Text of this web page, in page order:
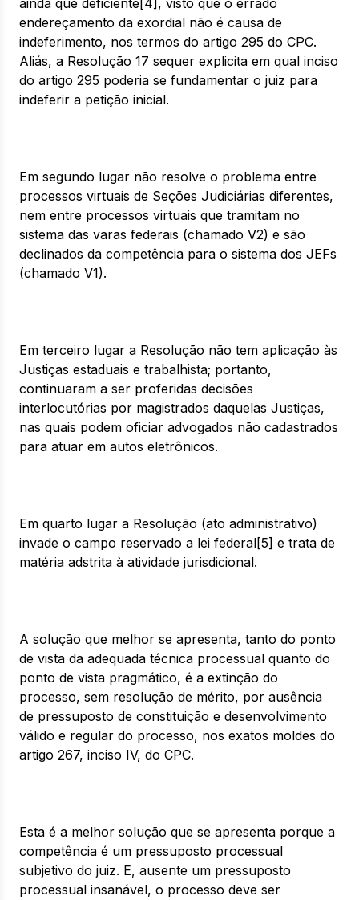
ainda que deficiente[4], visto que o errado
endereçamento da exordial não é causa de
indeferimento, nos termos do artigo 295 do CPC.
Aliás, a Resolução 17 sequer explicita em qual inciso
do artigo 295 poderia se fundamentar o juiz para
indeferir a petição inicial.
Em segundo lugar não resolve o problema entre
processos virtuais de Seções Judiciárias diferentes,
nem entre processos virtuais que tramitam no
sistema das varas federais (chamado V2) e são
declinados da competência para o sistema dos JEFs
(chamado V1).
Em terceiro lugar a Resolução não tem aplicação às
Justiças estaduais e trabalhista; portanto,
continuaram a ser proferidas decisões
interlocutórias por magistrados daquelas Justiças,
nas quais podem oficiar advogados não cadastrados
para atuar em autos eletrônicos.
Em quarto lugar a Resolução (ato administrativo)
invade o campo reservado a lei federal[5] e trata de
matéria adstrita à atividade jurisdicional.
A solução que melhor se apresenta, tanto do ponto
de vista da adequada técnica processual quanto do
ponto de vista pragmático, é a extinção do
processo, sem resolução de mérito, por ausência
de pressuposto de constituição e desenvolvimento
válido e regular do processo, nos exatos moldes do
artigo 267, inciso IV, do CPC.
Esta é a melhor solução que se apresenta porque a
competência é um pressuposto processual
subjetivo do juiz. E, ausente um pressuposto
processual insanável, o processo deve ser